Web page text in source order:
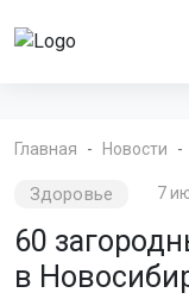
Главная Новости
Здоровье 7
60
в